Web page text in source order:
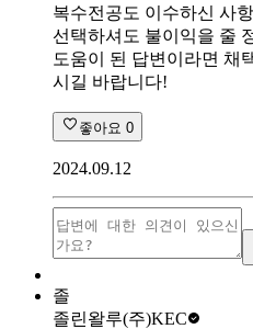
복수전공도 이수하신 사
선택하셔도 불이익을 줄
도움이 된 답변이라면 채
시길 바랍니다!
좋아요 0
2024.09.12
졸
졸린왈루(주)KEC